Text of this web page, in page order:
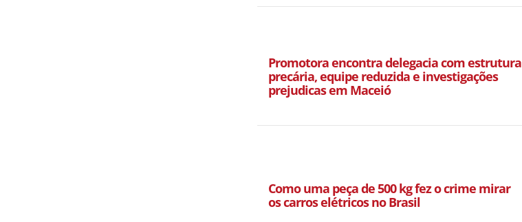
Promotora encontra delegacia com estrutura
precária, equipe reduzida e investigações
prejudicas em Maceió
Como uma peça de 500 kg fez o crime mirar
os carros elétricos no Brasil